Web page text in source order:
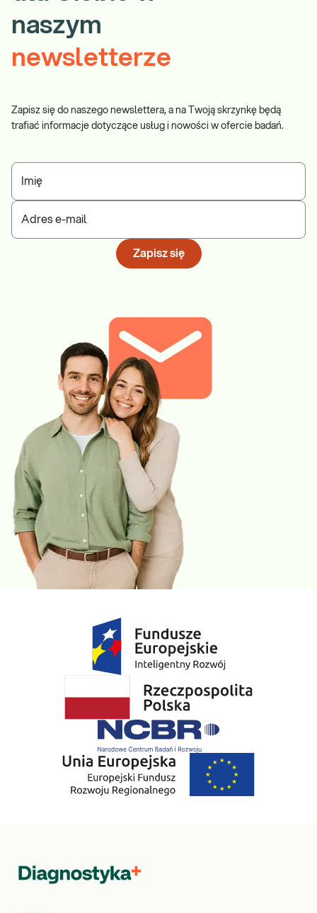
naszym
newsletterze
Zapisz się do naszego newslettera, a na Twoją skrzynkę będą
trafiać informacje dotyczące usług i nowości w ofercie badań.
Imię
Adres e-mail
Zapisz się